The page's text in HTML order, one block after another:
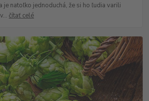
je natoľko jednoduchá, že si ho ľudia varili
čítať celé